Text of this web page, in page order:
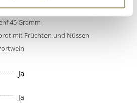
mit Honig und Thymian 380 Gramm
45 Gramm
mit Früchten und Nüssen
Ja
Ja